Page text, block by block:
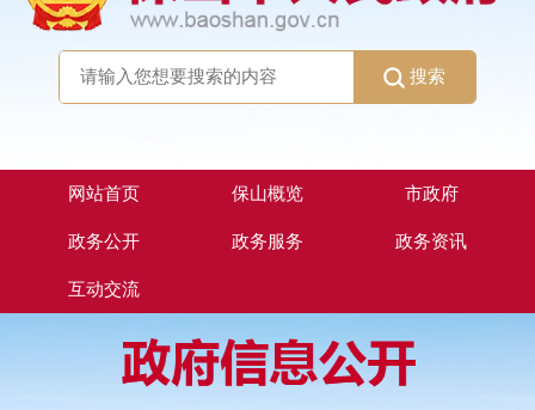
搜索
网站首页 保山概览 市政府
政务公开 政务服务 政务资讯
互动交流